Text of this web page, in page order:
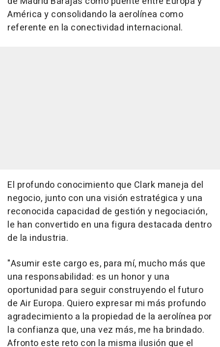
América y consolidando la aerolínea como
referente en la conectividad internacional.
El profundo conocimiento que Clark maneja del
negocio, junto con una visión estratégica y una
reconocida capacidad de gestión y negociación,
le han convertido en una figura destacada dentro
de la industria.
"Asumir este cargo es, para mí, mucho más que
una responsabilidad: es un honor y una
oportunidad para seguir construyendo el futuro
de Air Europa. Quiero expresar mi más profundo
agradecimiento a la propiedad de la aerolínea por
la confianza que, una vez más, me ha brindado.
Afronto este reto con la misma ilusión que el